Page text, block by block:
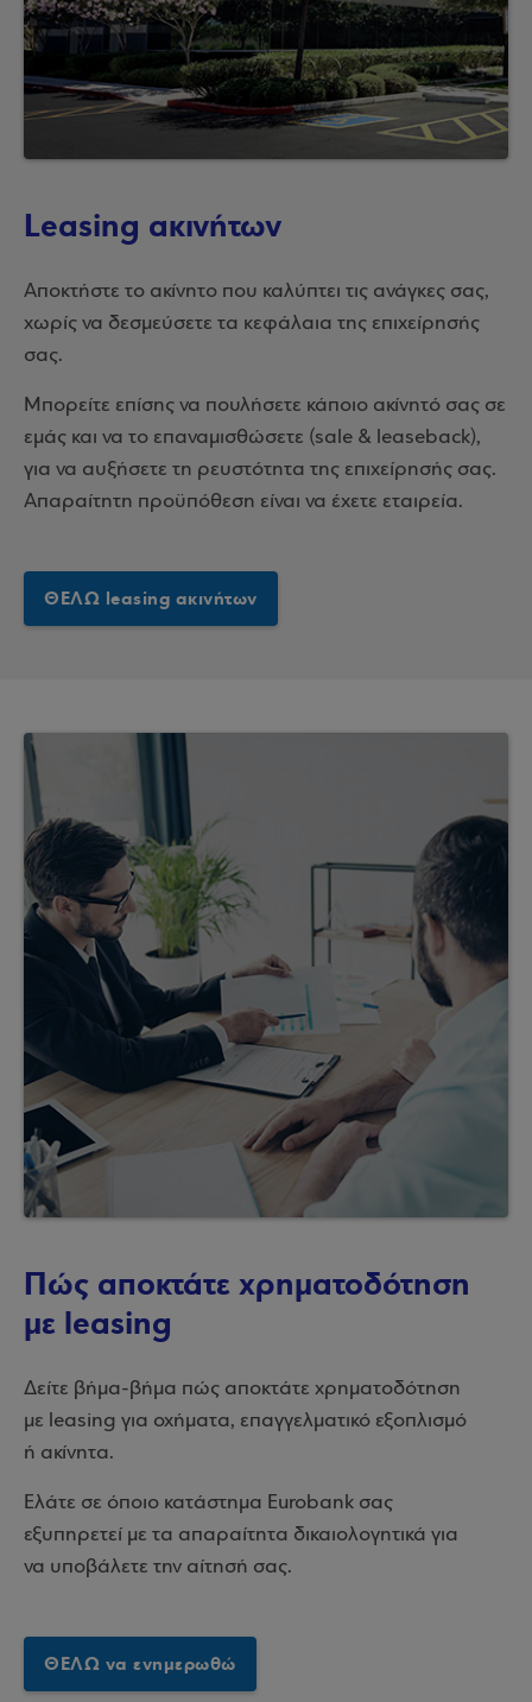
Leasing ακινήτων
Αποκτήστε το ακίνητο που καλύπτει τις ανάγκες σας,
χωρίς να δεσμεύσετε τα κεφάλαια της επιχείρησής
σας.
Μπορείτε επίσης να πουλήσετε κάποιο ακίνητό σας σε
εμάς και να το επαναμισθώσετε (sale & leaseback),
για να αυξήσετε τη ρευστότητα της επιχείρησής σας.
Απαραίτητη προϋπόθεση είναι να έχετε εταιρεία.
ΘΕΛΩ leasing ακινήτων
Πώς αποκτάτε χρηματοδότηση
με leasing
Δείτε βήμα-βήμα πώς αποκτάτε χρηματοδότηση
με leasing για οχήματα, επαγγελματικό εξοπλισμό
ή ακίνητα.
Ελάτε σε όποιο κατάστημα Eurobank σας
εξυπηρετεί με τα απαραίτητα δικαιολογητικά για
να υποβάλετε την αίτησή σας.
ΘΕΛΩ να ενημερωθώ